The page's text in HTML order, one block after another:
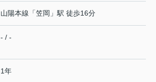
山陽本線 「笠岡 」駅 徒歩16分
- / -
1年